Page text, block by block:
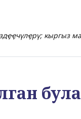
кыргыз